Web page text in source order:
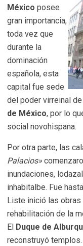
México posee
gran importancia,
toda vez que
durante la
dominación
española, esta
capital fue sede
del poder virreinal
de México, por lo
social novohispana.
Por otra parte, las
Palacios»
inundaciones,
inhabitalbe. Fue
Liste inició las
rehabilitación de la
El Duque de
reconstruyó